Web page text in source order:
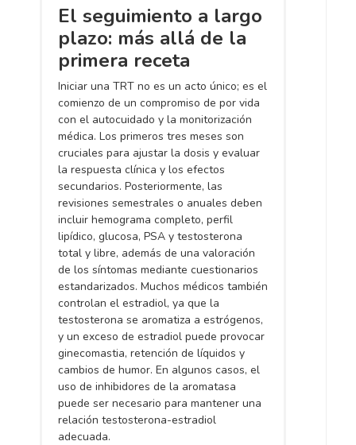
El seguimiento a largo
plazo: más allá de la
primera receta
Iniciar una TRT no es un acto único; es el
comienzo de un compromiso de por vida
con el autocuidado y la monitorización
médica. Los primeros tres meses son
cruciales para ajustar la dosis y evaluar
la respuesta clínica y los efectos
secundarios. Posteriormente, las
revisiones semestrales o anuales deben
incluir hemograma completo, perfil
lipídico, glucosa, PSA y testosterona
total y libre, además de una valoración
de los síntomas mediante cuestionarios
estandarizados. Muchos médicos también
controlan el estradiol, ya que la
testosterona se aromatiza a estrógenos,
y un exceso de estradiol puede provocar
ginecomastia, retención de líquidos y
cambios de humor. En algunos casos, el
uso de inhibidores de la aromatasa
puede ser necesario para mantener una
relación testosterona-estradiol
adecuada.